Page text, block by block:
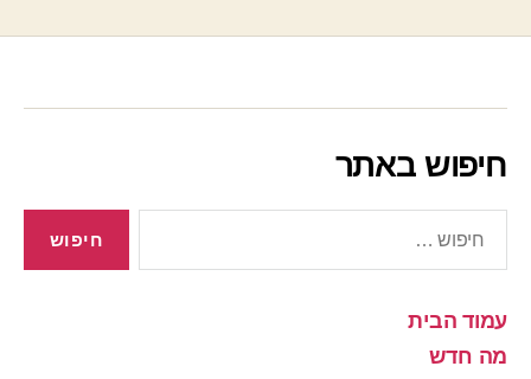
חיפוש באתר
עמוד הבית
מה חדש